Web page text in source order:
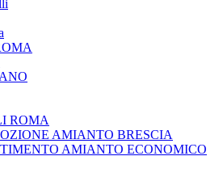
ROMA
AMIANTO BRESCIA
AMIANTO ECONOMICO